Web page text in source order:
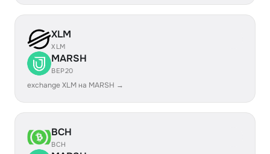
XLM
XLM
MARSH
BEP20
exchange XLM на MARSH →
BCH
BCH